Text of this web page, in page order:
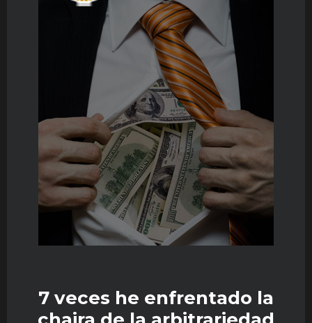
7 veces he enfrentado la